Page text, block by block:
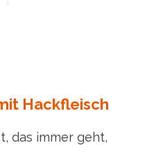
Hackfleisch
das immer geht,